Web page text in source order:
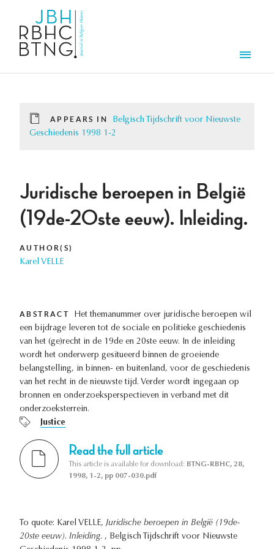
APPEARS IN
Belgisch Tijdschrift voor Nieuwste
Geschiedenis 1998 1-2
Juridische beroepen in België
(19de-20ste eeuw). Inleiding.
AUTHOR(S)
Karel VELLE
ABSTRACT
Het themanummer over juridische beroepen wil
een bijdrage leveren tot de sociale en politieke geschiedenis
van het (ge)recht in de 19de en 20ste eeuw. In de inleiding
wordt het onderwerp gesitueerd binnen de groeiende
belangstelling, in binnen- en buitenland, voor de geschiedenis
van het recht in de nieuwste tijd. Verder wordt ingegaan op
bronnen en onderzoeksperspectieven in verband met dit
onderzoeksterrein.
Justice
Read the full article
This article is available for download: BTNG-RBHC, 28,
1998, 1-2, pp 007-030.pdf
To quote: Karel VELLE, Juridische beroepen in België (19de-
20ste eeuw). Inleiding. , Belgisch Tijdschrift voor Nieuwste